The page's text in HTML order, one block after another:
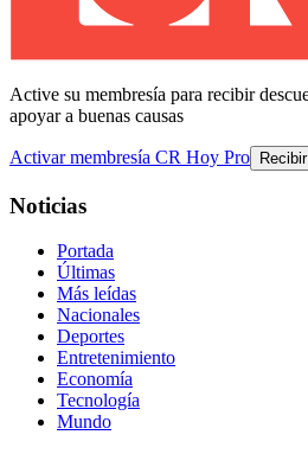
Active su membresía para recibir
apoyar a buenas causas
Activar membresía CR Hoy Pro
Noticias
Portada
Últimas
Más leídas
Nacionales
Deportes
Entretenimiento
Economía
Tecnología
Mundo